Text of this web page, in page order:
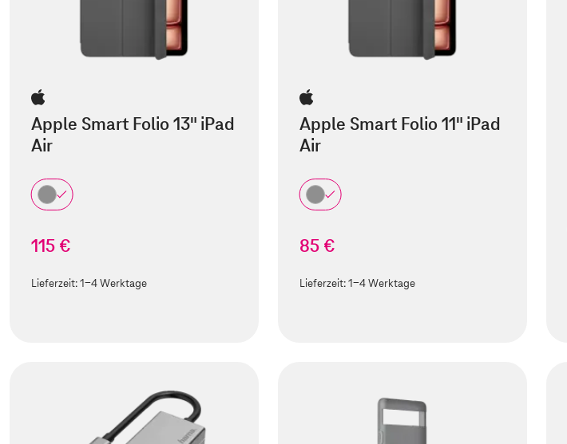
Apple Smart Folio 13" iPad
Air
115 €
Lieferzeit:1-4 Werktage
Apple Smart Folio 11" iPad
Air
85 €
Lieferzeit:1-4 Werktage